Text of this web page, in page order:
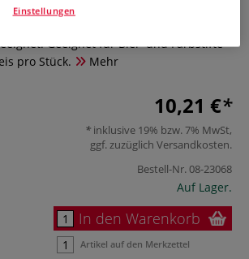
Geeignet für Blei- und Farbstifte
pro Stück.
Mehr
10,21 €
inklusive 19% bzw. 7% MwSt,
ggf. zuzüglich Versandkosten.
Bestell-Nr.08-23068
Auf Lager.
In den Warenkorb
Artikel auf den Merkzettel
Einstellungen